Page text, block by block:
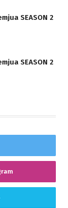
SEASON 2
SEASON 2